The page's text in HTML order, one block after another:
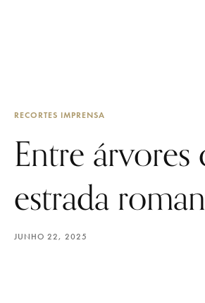
RECORTES IMPRENSA
Entre árvores
estrada
JUNHO 22, 2025